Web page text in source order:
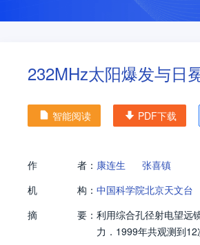
232MHz太阳爆发与日
智能阅读 PDF下载
作 者： 康连生
张喜镇
机
构： 中国科学院北京天文台
摘
要： 利用综合孔径射电望远
力．1999年共观测到